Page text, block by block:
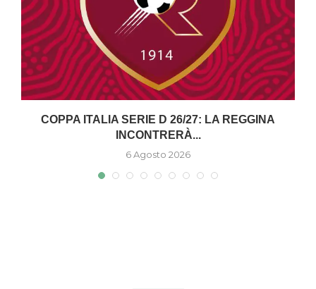
COPPA ITALIA SERIE D 26/27: LA REGGINA
INCONTRERÀ...
6 Agosto 2026